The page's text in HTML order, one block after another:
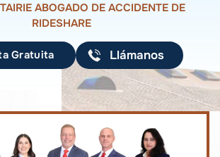
ABOGADO DE ACCIDENTE DE
RIDESHARE
Gratuita Llámanos